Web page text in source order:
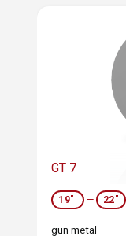
GT 7
19" — 22"
gun metal